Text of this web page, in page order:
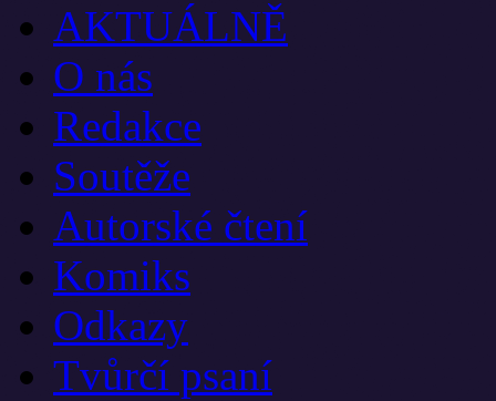
AKTUÁLNĚ
O nás
Redakce
Soutěže
Autorské čtení
Komiks
Odkazy
Tvůrčí psaní